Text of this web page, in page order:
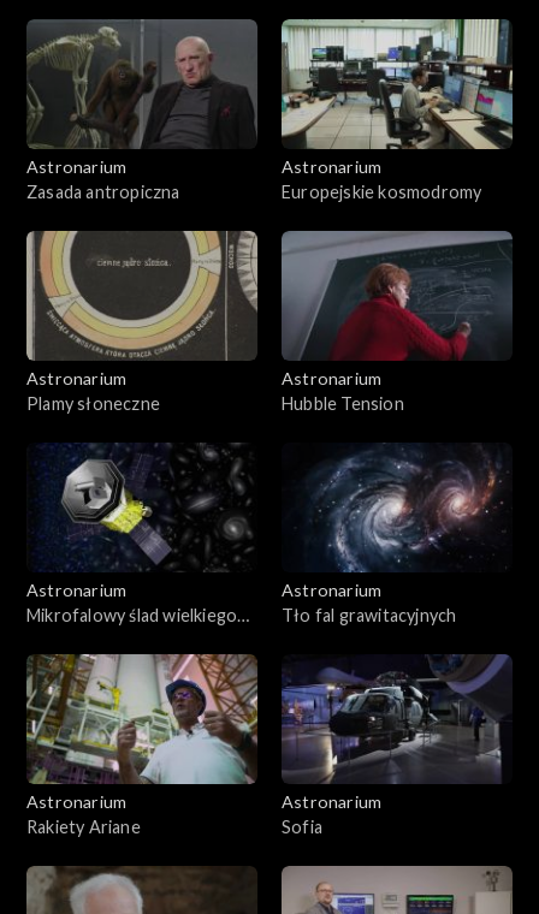
Astronarium
Zasada antropiczna
Astronarium
Europejskie kosmodromy
Astronarium
Plamy słoneczne
Astronarium
Hubble Tension
Astronarium
Mikrofalowy ślad wielkiego
Astronarium
Tło fal grawitacyjnych
Astronarium
Rakiety Ariane
Astronarium
Sofia